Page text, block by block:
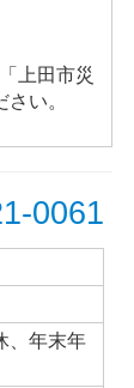
上田市災
い。
0061
、年末年